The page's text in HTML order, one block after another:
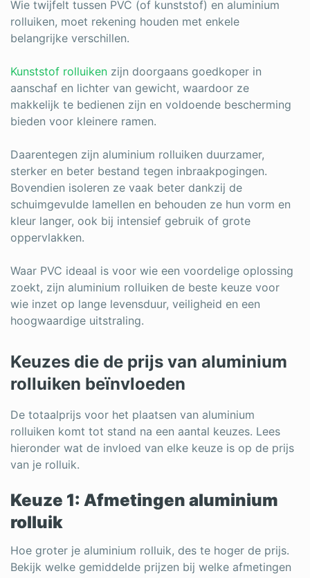
Wie twijfelt tussen PVC (of kunststof) en aluminium
rolluiken, moet rekening houden met enkele
belangrijke verschillen.
Kunststof rolluiken zijn doorgaans goedkoper in
aanschaf en lichter van gewicht, waardoor ze
makkelijk te bedienen zijn en voldoende bescherming
bieden voor kleinere ramen.
Daarentegen zijn aluminium rolluiken duurzamer,
sterker en beter bestand tegen inbraakpogingen.
Bovendien isoleren ze vaak beter dankzij de
schuimgevulde lamellen en behouden ze hun vorm en
kleur langer, ook bij intensief gebruik of grote
oppervlakken.
Waar PVC ideaal is voor wie een voordelige oplossing
zoekt, zijn aluminium rolluiken de beste keuze voor
wie inzet op lange levensduur, veiligheid en een
hoogwaardige uitstraling.
Keuzes die de prijs van aluminium
rolluiken beïnvloeden
De totaalprijs voor het plaatsen van aluminium
rolluiken komt tot stand na een aantal keuzes. Lees
hieronder wat de invloed van elke keuze is op de prijs
van je rolluik.
Keuze 1: Afmetingen aluminium
rolluik
Hoe groter je aluminium rolluik, des te hoger de prijs.
Bekijk welke gemiddelde prijzen bij welke afmetingen